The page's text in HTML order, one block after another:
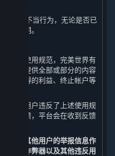
认可的不当行为，无论是否已
所列明。
了上述使用规范，完美世界有
止向您提供全部或部分的内容
违规取得的利益、终止帐户等
现其他用户违反了上述使用规
进行反馈，平台会在收到反馈
核实的其他用户的举报信息作
否使用作弊器以及其他违反用